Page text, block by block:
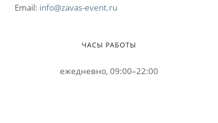
Email: info@zavas-event.ru
ЧАСЫ РАБОТЫ
ежедневно, 09:00–22:00